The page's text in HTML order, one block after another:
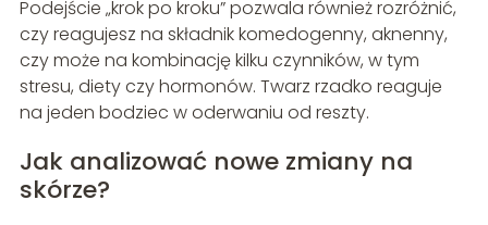
Podejście „krok po kroku” pozwala również rozróżnić,
czy reagujesz na składnik komedogenny, aknenny,
czy może na kombinację kilku czynników, w tym
stresu, diety czy hormonów. Twarz rzadko reaguje
na jeden bodziec w oderwaniu od reszty.
Jak analizować nowe zmiany na
skórze?